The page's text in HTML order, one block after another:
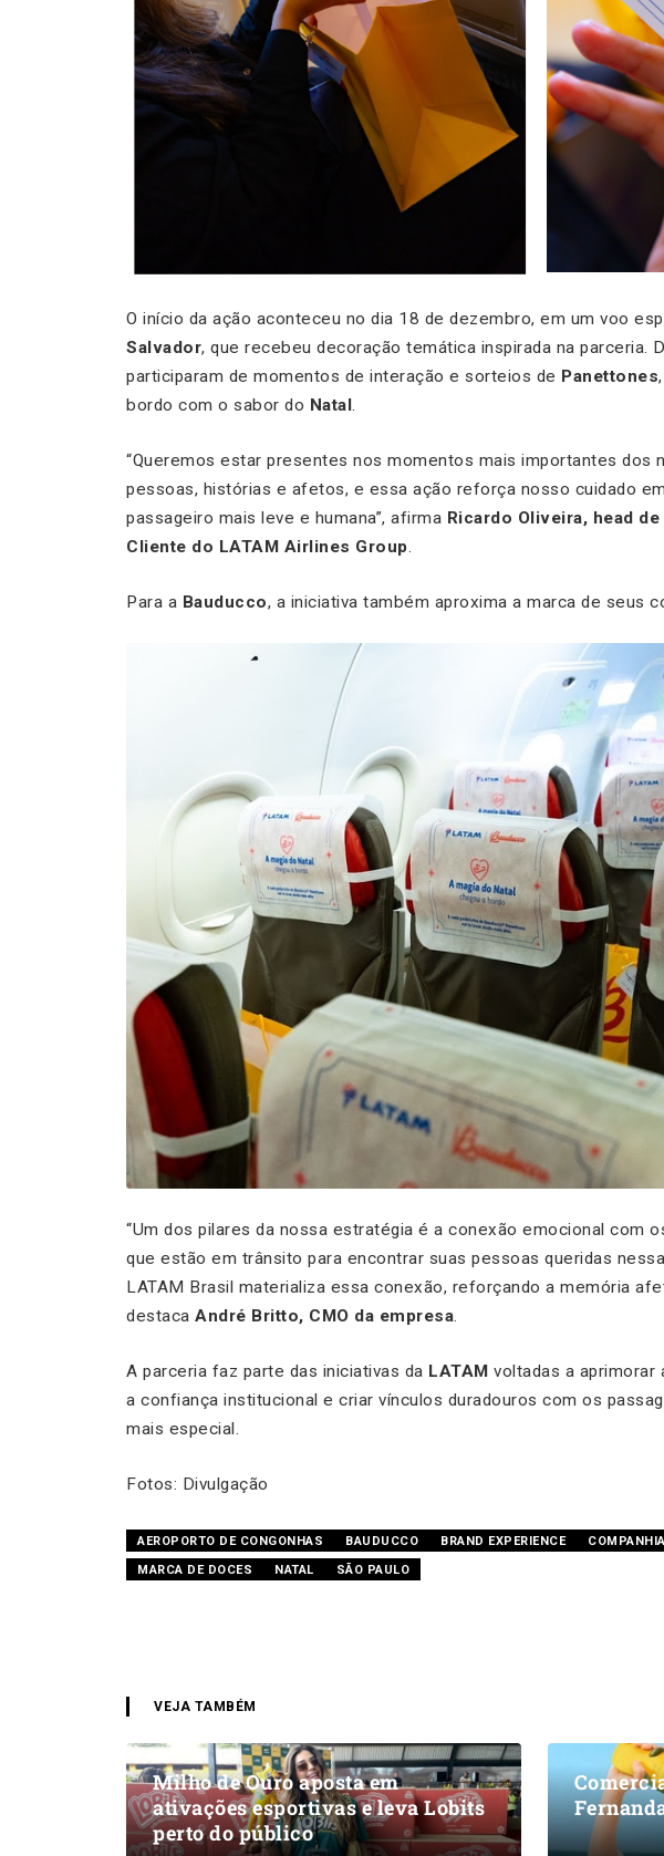
O início da ação aconteceu no dia 18 de dezembro, em um voo
Salvador, que recebeu decoração temática inspirada na parceria.
participaram de momentos de interação e sorteios de Panettones
bordo com o sabor do Natal .
“Queremos estar presentes nos momentos mais importantes dos
pessoas, histórias e afetos, e essa ação reforça nosso cuidado
passageiro mais leve e humana”, afirma Ricardo Oliveira, head
Cliente do LATAM Airlines Group.
Para a Bauducco, a iniciativa também aproxima a marca de seus
“Um dos pilares da nossa estratégia é a conexão emocional com
que estão em trânsito para encontrar suas pessoas queridas
LATAM Brasil materializa essa conexão, reforçando a memória
destaca André Britto, CMO da empresa
A parceria faz parte das iniciativas da LATAM voltadas a
a confiança institucional e criar vínculos duradouros com os
mais especial.
Fotos: Divulgação
AEROPORTO DE CONGONHAS BAUDUCCO BRAND EXPERIENCE
MARCA DE DOCES
NATAL SÃO PAULO
VEJA TAMBÉM
Milho de Ouro aposta em
ativações esportivas e leva Lobits
perto do público